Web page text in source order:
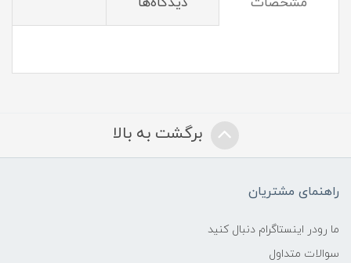
برگشت به بالا
راهنمای مشتریان
ما رودر اینستاگرام دنبال کنید
سوالات متداول